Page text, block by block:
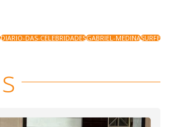
DIARIO-DAS-CELEBRIDADESGABRIEL-MEDINASURFE